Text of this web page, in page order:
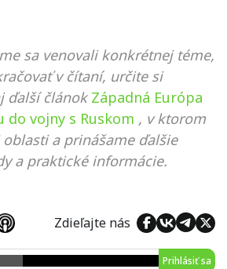
sa venovali konkrétnej téme,
v čítaní, určite si
ďalší článok Západná Európa
do vojny s Ruskom , v ktorom
a prinášame ďalšie
a praktické informácie.
Zdieľajte nás
Prihlásiť sa